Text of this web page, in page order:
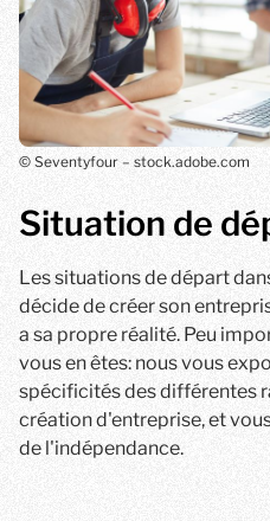
Situation de
Les situations de départ
décide de créer son
a sa propre réalité. Peu
vous en êtes: nous vous
spécificités des différentes
création d'entreprise, et
de l'indépendance.
© Seventyfour – stock.adobe.com